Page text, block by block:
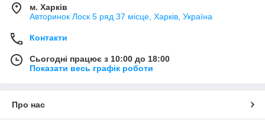
м. Харків
Авторинок Лоск 5 ряд 37 місце, Харків, Україна
Контакти
Сьогодні працює з 10:00 до 18:00
Показати весь графік роботи
Про нас